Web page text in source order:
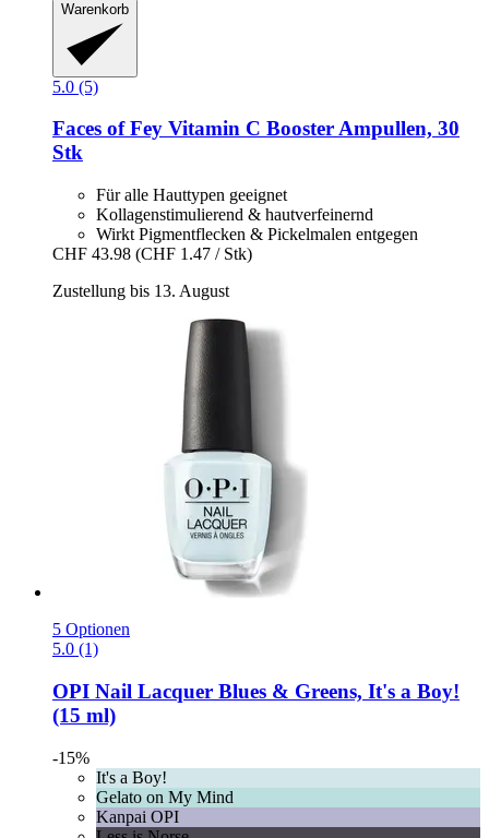
Warenkorb
5.0 (5)
Faces of Fey Vitamin C Booster Ampullen, 30
Stk
Für alle Hauttypen geeignet
Kollagenstimulierend & hautverfeinernd
Wirkt Pigmentflecken & Pickelmalen entgegen
CHF 43.98 (CHF 1.47 / Stk)
Zustellung bis 13. August
5 Optionen
5.0 (1)
OPI Nail Lacquer Blues & Greens, It's a Boy!
(15 ml)
-15%
It's a Boy!
Gelato on My Mind
Kanpai OPI